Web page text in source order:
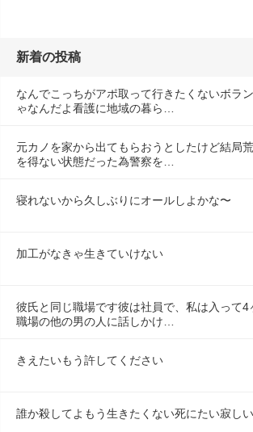
新着の投稿
なんでこっちがアポ取って行きたくないボラ
ゃなんだよ看護に地域の暮ら…
元カノを家から出てもらおうとしたけど結局
を得ない状態だった為警察を…
寝れないから久しぶりにオールしよかな〜
加工がなきゃ生きていけない
彼氏と同じ職場です彼は社員で、私は入って4
職場の他の男の人に話しかけ…
きえたいもう許してください
誰か殺してよもう生きたくない死にたい寂し